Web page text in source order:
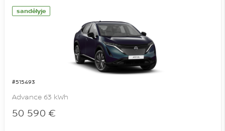
sandėlyje
#515493
Advance 63 kWh
50 590 €